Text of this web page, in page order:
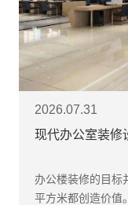
2026.07.31
现代办公室装修
办公楼装修的目标
平方米都创造价值。